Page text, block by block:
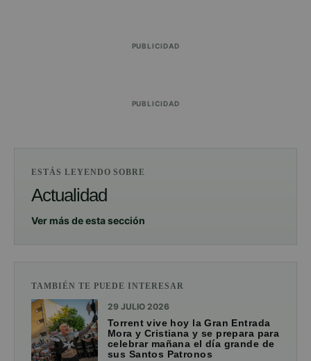
PUBLICIDAD
PUBLICIDAD
ESTÁS LEYENDO SOBRE
Actualidad
Ver más de esta sección
TAMBIÉN TE PUEDE INTERESAR
29 JULIO 2026
Torrent vive hoy la Gran Entrada
Mora y Cristiana y se prepara para
celebrar mañana el día grande de
sus Santos Patronos